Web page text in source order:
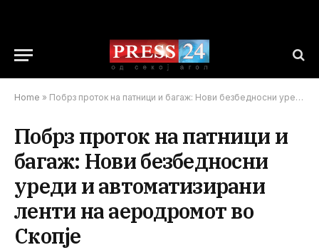
Home » Побрз проток на патници и багаж: Нови безбедносни уреди и автоматизирани ленти на аеродромот во Скопје
Побрз проток на патници и
багаж: Нови безбедносни
уреди и автоматизирани
ленти на аеродромот во
Скопје